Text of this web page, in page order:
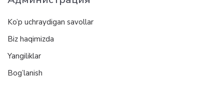
Ko’p uchraydigan savollar
Biz haqimizda
Yangiliklar
Bog’lanish